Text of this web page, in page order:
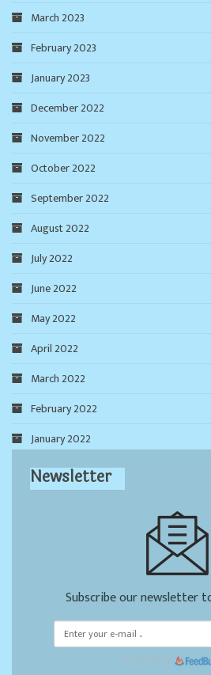
March 2023
February 2023
January 2023
December 2022
November 2022
October 2022
September 2022
August 2022
July 2022
June 2022
May 2022
April 2022
March 2022
February 2022
January 2022
Newsletter
Subscribe our newsletter